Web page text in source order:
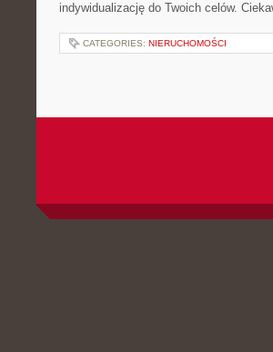
indywidualizację do Twoich celów.
CATEGORIES: NIERUCHOMOŚCI